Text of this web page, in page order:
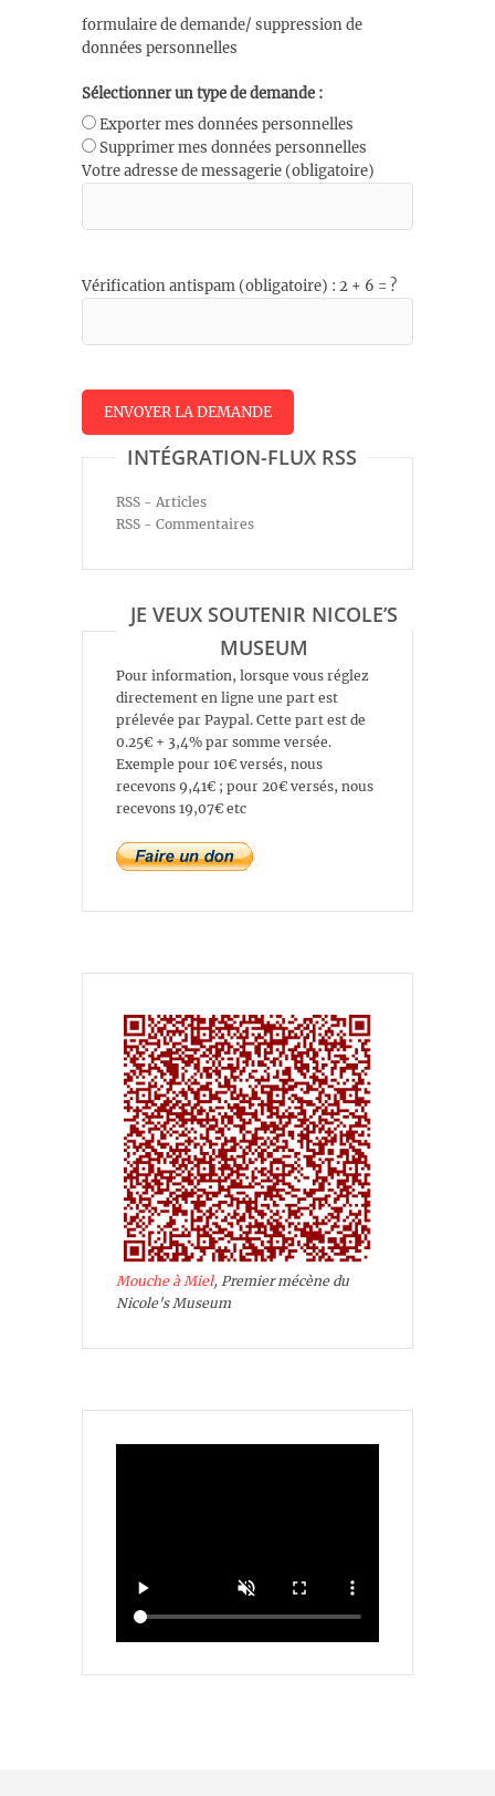
formulaire de demande/ suppression de
données personnelles
Sélectionner un type de demande :
Exporter mes données personnelles
Supprimer mes données personnelles
Votre adresse de messagerie (obligatoire)
Vérification antispam (obligatoire) : 2 + 6 = ?
INTÉGRATION-FLUX RSS
RSS - Articles
RSS - Commentaires
JE VEUX SOUTENIR NICOLE’S
MUSEUM
Pour information, lorsque vous réglez
directement en ligne une part est
prélevée par Paypal. Cette part est de
0.25€ + 3,4% par somme versée.
Exemple pour 10€ versés, nous
recevons 9,41€ ; pour 20€ versés, nous
recevons 19,07€ etc
Mouche à Miel, Premier mécène du
Nicole's Museum